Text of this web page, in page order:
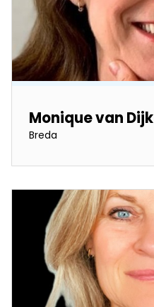
Monique van Dijk
Breda